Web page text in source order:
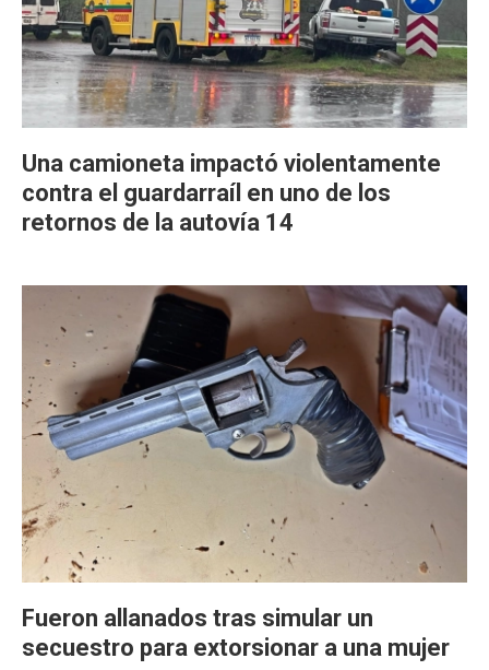
Una camioneta impactó violentamente
contra el guardarraíl en uno de los
retornos de la autovía 14
Fueron allanados tras simular un
secuestro para extorsionar a una mujer